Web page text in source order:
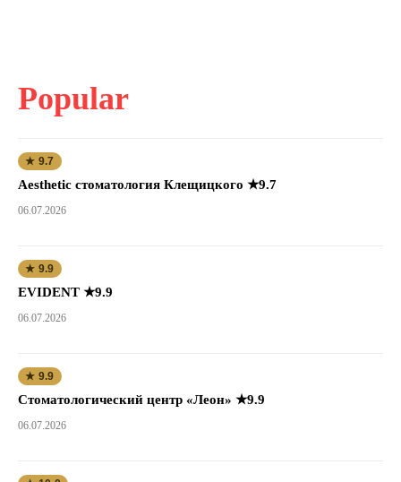
Popular
★ 9.7
Aesthetic стоматология Клещицкого ★9.7
06.07.2026
★ 9.9
EVIDENT ★9.9
06.07.2026
★ 9.9
Стоматологический центр «Леон» ★9.9
06.07.2026